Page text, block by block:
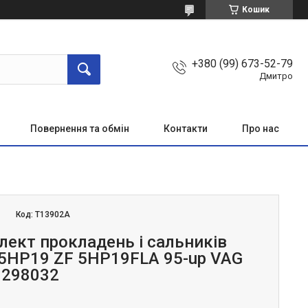
Кошик
+380 (99) 673-52-79
Дмитро
Повернення та обмін Контакти Про нас
Код:T13902A
прокладень і сальників
ZF 5HP19FLA 95-up VAG